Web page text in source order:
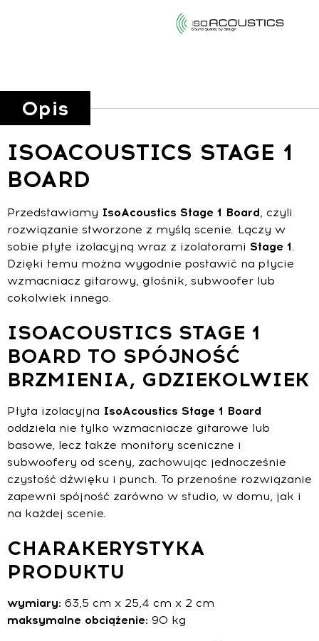
Opis
ISOACOUSTICS STAGE 1
BOARD
Przedstawiamy IsoAcoustics Stage 1 Board , czyli
rozwiązanie stworzone z myślą scenie. Łączy w
sobie płyte izolacyjną wraz z izolatorami Stage 1
Dzięki temu można wygodnie postawić na płycie
wzmacniacz gitarowy, głośnik, subwoofer lub
cokolwiek innego.
ISOACOUSTICS STAGE 1
BOARD TO SPÓJNOŚĆ
BRZMIENIA, GDZIEKOLWIEK
Płyta izolacyjna IsoAcoustics Stage 1 Board
oddziela nie tylko wzmacniacze gitarowe lub
basowe, lecz także monitory sceniczne i
subwoofery od sceny, zachowując jednocześnie
czystość dźwięku i punch. To przenośne rozwiązanie
zapewni spójność zarówno w studio, w domu, jak i
na każdej scenie.
CHARAKERYSTYKA
PRODUKTU
wymiary: 63,5 cm x 25,4 cm x 2 cm
maksymalne obciążenie: 90 kg